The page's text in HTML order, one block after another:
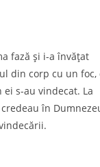
fază şi i-a învăţat
din corp cu un foc,
s-au vindecat. La
în